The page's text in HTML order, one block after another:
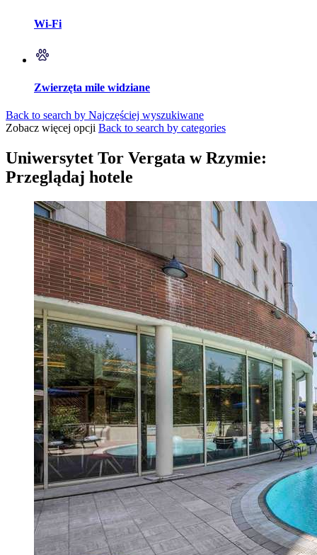
Wi-Fi
Zwierzęta mile widziane
Back to search by Najczęściej wyszukiwane
Zobacz więcej opcji Back to search by categories
Uniwersytet Tor Vergata w Rzymie:
Przeglądaj hotele